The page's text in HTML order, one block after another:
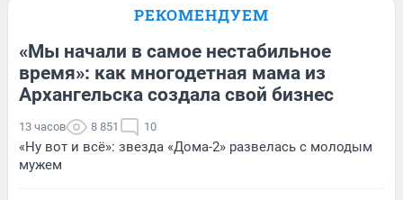
РЕКОМЕНДУЕМ
«Мы начали в самое нестабильное
время»: как многодетная мама из
Архангельска создала свой бизнес
13 часов 8 851 10
«Ну вот и всё»: звезда «Дома-2» развелась с молодым
мужем